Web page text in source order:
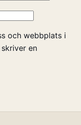
och webbplats i
en